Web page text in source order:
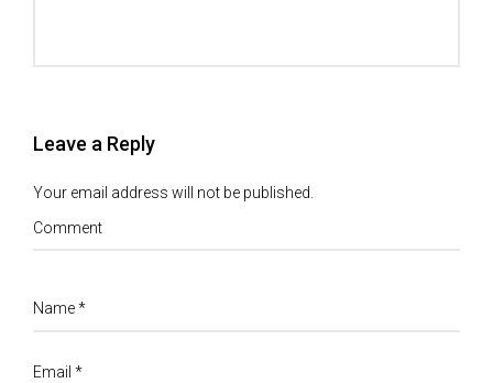
Leave a Reply
Your email address will not be published.
Comment
Name*
Email *